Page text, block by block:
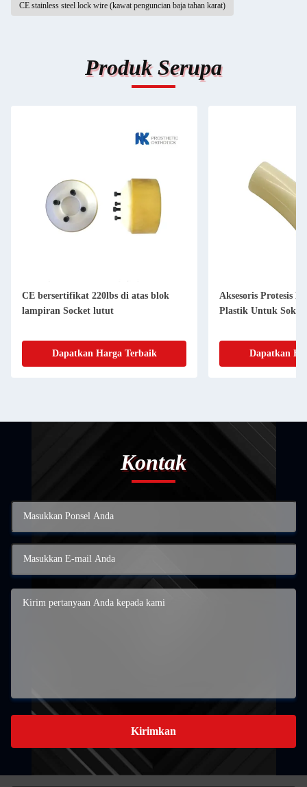
CE stainless steel lock wire (kawat penguncian baja tahan karat)
Produk Serupa
CE bersertifikat 220lbs di atas blok
lampiran Socket lutut
Dapatkan Harga Terbaik
Aksesoris Protesis
Plastik Untuk Soket
Dapatkan
Kontak
Kirimkan